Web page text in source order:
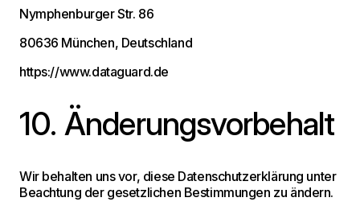
Nymphenburger Str. 86
80636 München, Deutschland
https://www.dataguard.de
10. Änderungsvorbehalt
Wir behalten uns vor, diese Datenschutzerklärung unter
Beachtung der gesetzlichen Bestimmungen zu ändern.